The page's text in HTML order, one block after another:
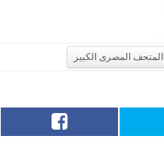
المتحف المصرى الكبير